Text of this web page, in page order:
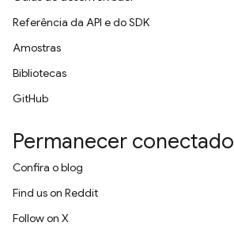
Referência da API e do SDK
Amostras
Bibliotecas
GitHub
Permanecer conectado
Confira o blog
Find us on Reddit
Follow on X